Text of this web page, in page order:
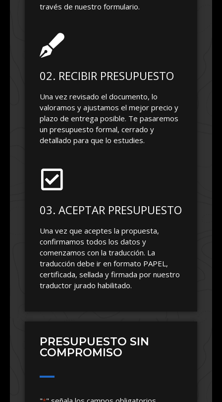
través de nuestro formulario.
02. RECIBIR PRESUPUESTO
Una vez revisado el documento, lo
valoramos y ajustamos el mejor precio y
plazo de entrega posible. Te pasaremos
un presupuesto formal, cerrado y
detallado para que lo estudies.
03. ACEPTAR PRESUPUESTO
Una vez que aceptes la propuesta,
confirmamos todos los datos y
comenzamos con la traducción. La
traducción debe ir en formato PAPEL,
certificada, sellada y firmada por nuestro
traductor jurado habilitado.
PRESUPUESTO SIN
COMPROMISO